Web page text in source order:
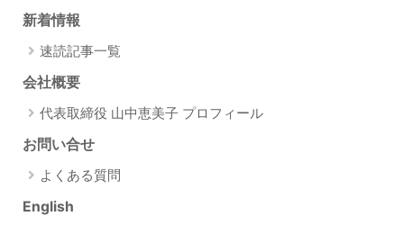
新着情報
速読記事一覧
会社概要
代表取締役 山中恵美子 プロフィール
お問い合せ
よくある質問
English